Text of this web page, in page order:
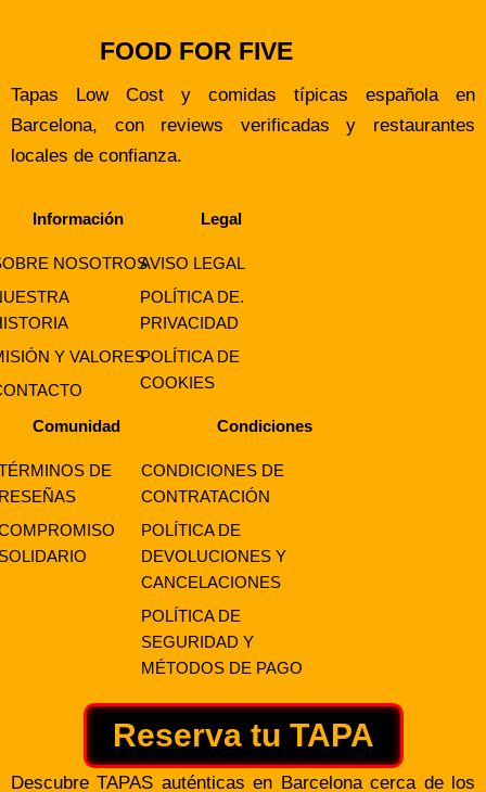
FOOD FOR FIVE
Tapas Low Cost y comidas típicas española en
Barcelona, con reviews verificadas y restaurantes
locales de confianza.
Información Legal
NOSOTROS
Y VALORES
AVISO LEGAL
POLÍTICA DE.
PRIVACIDAD
POLÍTICA DE
COOKIES
Comunidad Condiciones
DE
CONDICIONES DE
CONTRATACIÓN
POLÍTICA DE
DEVOLUCIONES Y
CANCELACIONES
POLÍTICA DE
SEGURIDAD Y
MÉTODOS DE PAGO
Reserva tu TAPA
Descubre TAPAS auténticas en Barcelona cerca de los